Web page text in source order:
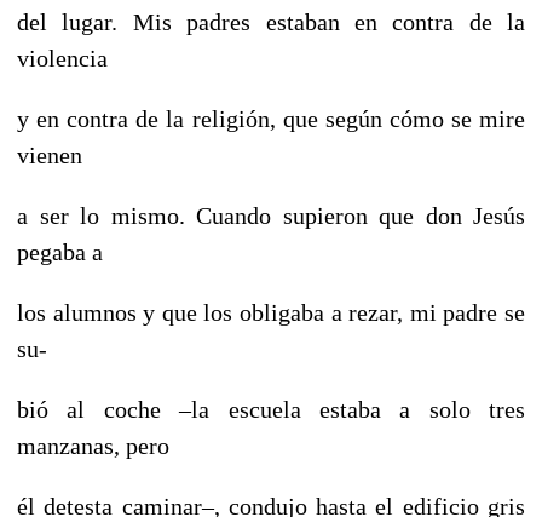
del lugar. Mis padres estaban en contra de la
violencia
y en contra de la religión, que según cómo se mire
vienen
a ser lo mismo. Cuando supieron que don Jesús
pegaba a
los alumnos y que los obligaba a rezar, mi padre se
su-
bió al coche –la escuela estaba a solo tres
manzanas, pero
él detesta caminar–, condujo hasta el edificio gris